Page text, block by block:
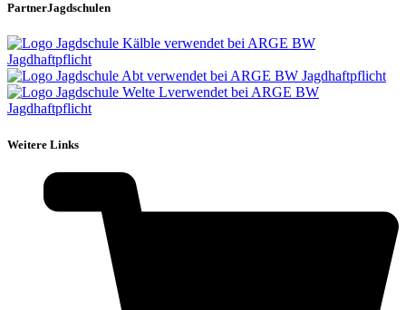
PartnerJagdschulen
Weitere Links